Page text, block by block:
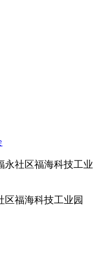
永社区福海科技工业
区福海科技工业园